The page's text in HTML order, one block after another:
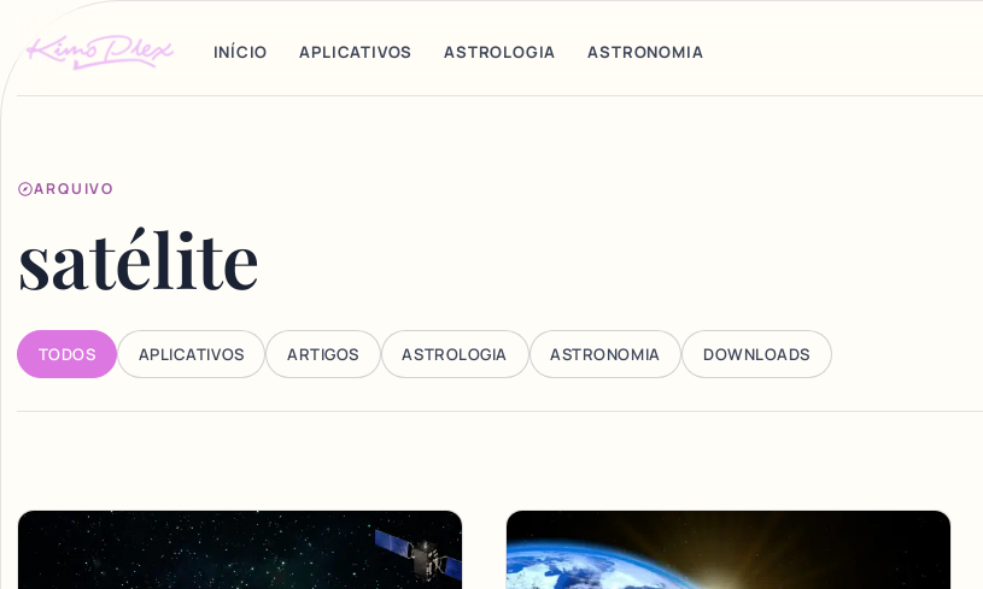
INÍCIO APLICATIVOS ASTROLOGIA ASTRONOMIA
ARQUIVO
satélite
TODOS APLICATIVOS ARTIGOS ASTROLOGIA ASTRONOMIA DOWNLOADS
Articles